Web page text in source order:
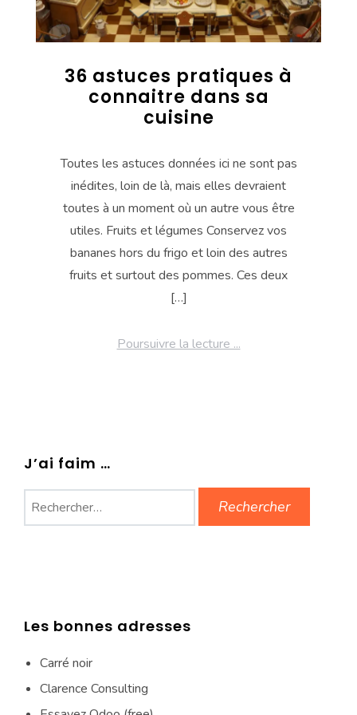
36 astuces pratiques à
connaitre dans sa
cuisine
Toutes les astuces données ici ne sont pas
inédites, loin de là, mais elles devraient
toutes à un moment où un autre vous être
utiles. Fruits et légumes Conservez vos
bananes hors du frigo et loin des autres
fruits et surtout des pommes. Ces deux
[…]
Poursuivre la lecture ...
J’ai faim …
Les bonnes adresses
Carré noir
Clarence Consulting